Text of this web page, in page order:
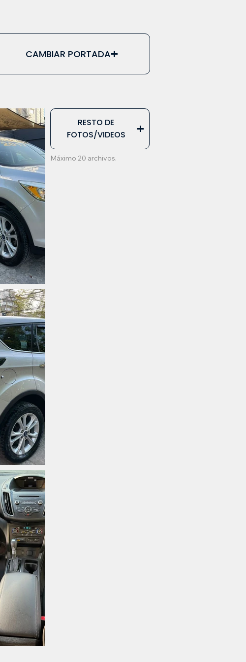
CAMBIAR PORTADA
RESTO DE
FOTOS/VIDEOS
Máximo 20 archivos.